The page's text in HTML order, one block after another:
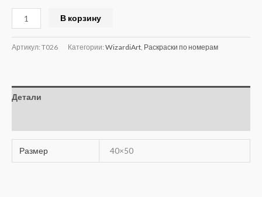
В корзину
Артикул: T026 Категории: WizardiArt Раскраски по номерам
Детали
Размер 40×50